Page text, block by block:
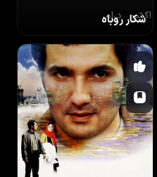
شکار روباه
اکشن درام